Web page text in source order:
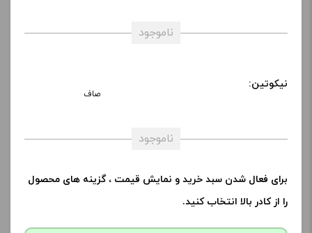
ناموجود
نیکوتین:
صاف
ناموجود
برای فعال شدن سبد خرید و نمایش قیمت ، گزینه های محصول
را از کادر بالا انتخاب کنید.